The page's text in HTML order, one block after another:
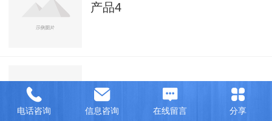
产品4
产品5
电话咨询 信息咨询 在线留言 分享